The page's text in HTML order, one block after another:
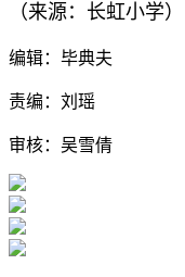
（来源：长虹小学）
编辑：毕典夫
责编：刘瑶
审核：吴雪倩